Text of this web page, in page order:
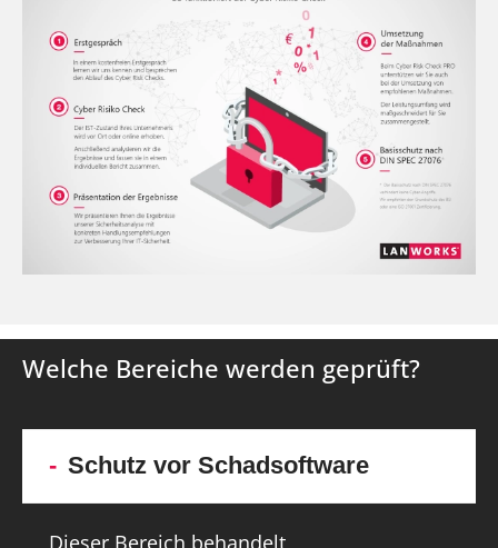
Welche Bereiche werden geprüft?
Schutz vor Schadsoftware
Dieser Bereich behandelt